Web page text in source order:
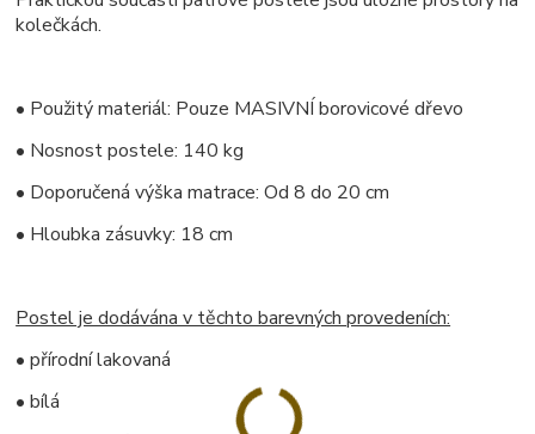
kolečkách.
• Použitý materiál: Pouze MASIVNÍ borovicové dřevo
• Nosnost postele: 140 kg
• Doporučená výška matrace: Od 8 do 20 cm
• Hloubka zásuvky: 18 cm
Postel je dodávána v těchto barevných provedeních:
• přírodní lakovaná
• bílá